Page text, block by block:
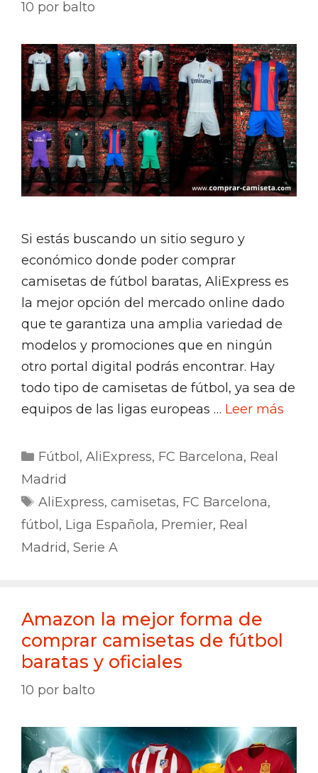
10 por balto
Si estás buscando un sitio seguro y
económico donde poder comprar
camisetas de fútbol baratas, AliExpress es
la mejor opción del mercado online dado
que te garantiza una amplia variedad de
modelos y promociones que en ningún
otro portal digital podrás encontrar. Hay
todo tipo de camisetas de fútbol, ya sea de
equipos de las ligas europeas … Leer más
Categorías
Fútbol , AliExpress, FC Barcelona, Real
Madrid
Etiquetas
AliExpress, camisetas, FC Barcelona,
fútbol , Liga Española, Premier, Real
Madrid, Serie A
Amazon la mejor forma de
comprar camisetas de fútbol
baratas y oficiales
10 por balto